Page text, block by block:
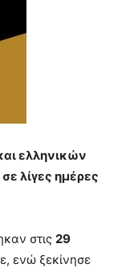
ελληνικών
λίγες ημέρες
στις 29
ενώ ξεκίνησε